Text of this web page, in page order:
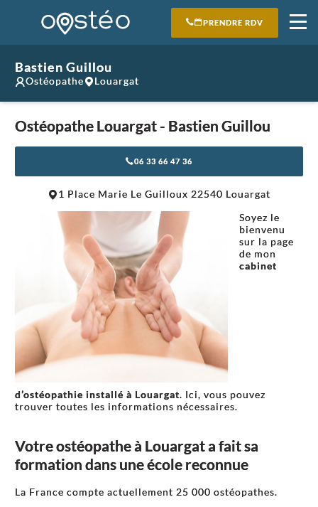
PRENDRE RDV
Bastien Guillou
Ostéopathe Louargat
Ostéopathe Louargat - Bastien Guillou
06 33 66 47 36
1 Place Marie Le Guilloux 22540 Louargat
Soyez le
bienvenu
sur la page
de mon
cabinet
d’ostéopathie installé à Louargat. Ici, vous pouvez
trouver toutes les informations nécessaires.
Votre ostéopathe à Louargat a fait sa
formation dans une école reconnue
La France compte actuellement 25 000 ostéopathes.